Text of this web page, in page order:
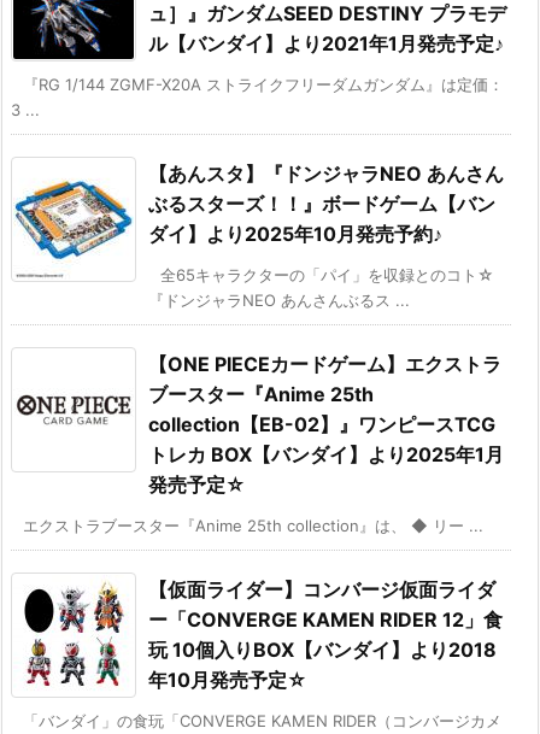
ュ］』ガンダムSEED DESTINY プラモデ
ル【バンダイ】より2021年1月発売予定♪
『RG 1/144 ZGMF-X20A ストライクフリーダムガンダム』は定価：
3 ...
【あんスタ】『ドンジャラNEO あんさん
ぶるスターズ！！』ボードゲーム【バン
ダイ】より2025年10月発売予約♪
全65キャラクターの「パイ」を収録とのコト☆
『ドンジャラNEO あんさんぶるス ...
【ONE PIECEカードゲーム】エクストラ
ブースター『Anime 25th
collection【EB-02】』ワンピースTCG
トレカ BOX【バンダイ】より2025年1月
発売予定☆
エクストラブースター『Anime 25th collection』は、 ◆ リー ...
【仮面ライダー】コンバージ仮面ライダ
ー「CONVERGE KAMEN RIDER 12」食
玩 10個入りBOX【バンダイ】より2018
年10月発売予定☆
「バンダイ」の食玩「CONVERGE KAMEN RIDER（コンバージカメ